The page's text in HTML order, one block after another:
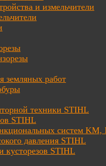
и измельчители
земляных работ
техники STIHL
STIHL
систем KM,
давления STIHL
кусторезов STIHL